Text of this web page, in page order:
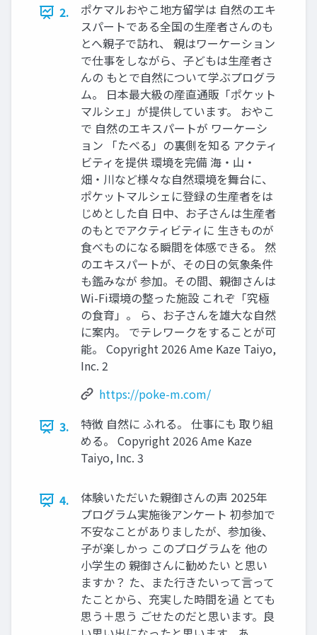
2.
ポケマルおやこ地⽅留学は ⾃然のエキ
スパートである全国の⽣産者さんのも
とへ親⼦で訪れ、 親はワーケーション
で仕事をしながら、⼦どもは⽣産者さ
んの もとで⾃然について学ぶプログラ
ム。 ⽇本最⼤級の産直通販「ポケット
マルシェ」が提供しています。 おやこ
で ⾃然のエキスパートが ワーケーシ
ョン 「たべる」の裏側を知る アクティ
ビティを提供 環境を完備 海‧⼭‧
畑‧川など様々な⾃然環境を舞台に、
ポケットマルシェに登録の⽣産者をは
じめとした⾃ ⽇中、お⼦さんは⽣産者
のもとでアクティビティに ⽣きものが
⾷べものになる瞬間を体感できる。 然
のエキスパートが、その⽇の気象条件
も鑑みなが 参加。その間、親御さんは
Wi-Fi環境の整った施設 これぞ「究極
の⾷育」。 ら、お⼦さんを雄⼤な⾃然
に案内。 でテレワークをすることが可
能。 Copyright 2026 Ame Kaze Taiyo,
Inc. 2
https://poke-m.com/
3.
特徴 ⾃然に ふれる。 仕事にも 取り組
める。 Copyright 2026 Ame Kaze
Taiyo, Inc. 3
4.
体験いただいた親御さんの声 2025年
プログラム実施後アンケート 初参加で
不安なことがありましたが、参加後、
⼦が楽しかっ このプログラムを 他の
⼩学⽣の 親御さんに勧めたい と思い
ますか？ た、また⾏きたいって⾔って
たことから、充実した時間を過 とても
思う＋思う ごせたのだと思います。良